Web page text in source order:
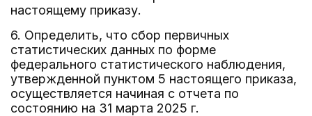
настоящему приказу.
6. Определить, что сбор первичных
статистических данных по форме
федерального статистического наблюдения,
утвержденной пунктом 5 настоящего приказа,
осуществляется начиная с отчета по
состоянию на 31 марта 2025 г.